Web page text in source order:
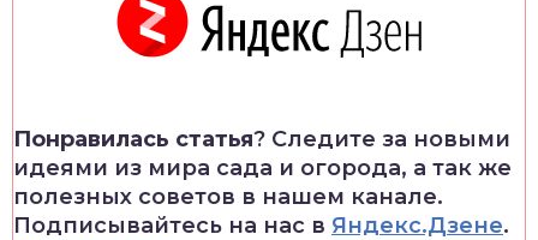
Понравилась статья? Следите за новыми
идеями из мира сада и огорода, а так же
полезных советов в нашем канале.
Подписывайтесь на нас в Яндекс.Дзене.